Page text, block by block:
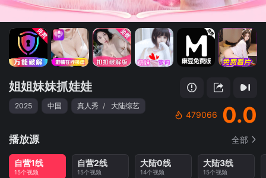
姐姐妹妹抓娃娃
2025 中国 真人秀 / 大陆综艺
479066 0.0
播放源 全部
自营1线
15个视频
自营2线
15个视频
大陆0线
14个视频
大陆3线
15个视频